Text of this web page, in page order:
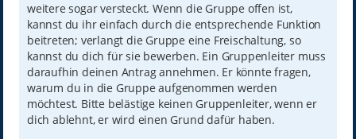
weitere sogar versteckt. Wenn die Gruppe offen ist,
kannst du ihr einfach durch die entsprechende Funktion
beitreten; verlangt die Gruppe eine Freischaltung, so
kannst du dich für sie bewerben. Ein Gruppenleiter muss
daraufhin deinen Antrag annehmen. Er könnte fragen,
warum du in die Gruppe aufgenommen werden
möchtest. Bitte belästige keinen Gruppenleiter, wenn er
dich ablehnt, er wird einen Grund dafür haben.